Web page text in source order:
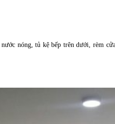
nóng, tủ kệ bếp trên dưới, rèm